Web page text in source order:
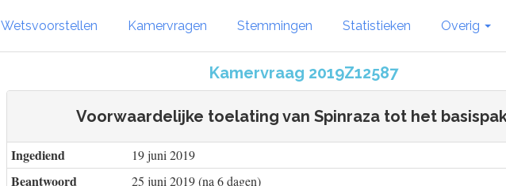
Wetsvoorstellen Kamervragen Stemmingen Statistieken Overig
Kamervraag 2019Z12587
Voorwaardelijke toelating van Spinraza tot het
Ingediend 19 juni 2019
Beantwoord 25 juni 2019 (na 6 dagen)